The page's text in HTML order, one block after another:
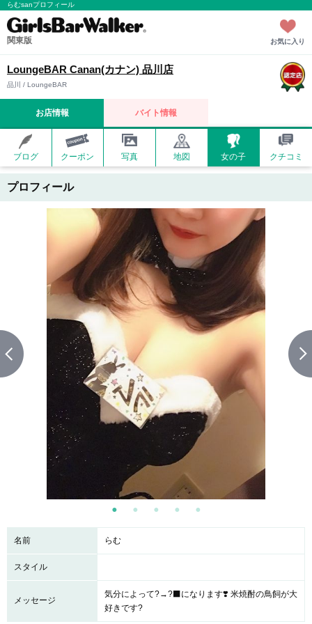
らむsanプロフィール
関東版 お気に入り
LoungeBAR Canan(カナン) 品川店
品川 / LoungeBAR
お店情報 バイト情報
ブログ クーポン 写真 地図 女の子 クチコミ
プロフィール
名前 らむ
スタイル
メッセージ
気分によって?→?‍⬛になります❣️ 米焼酎の鳥飼が大
好きです?